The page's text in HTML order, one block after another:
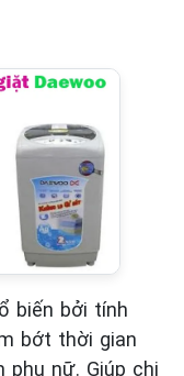
biến bởi tính
bớt thời gian
phụ nữ. Giúp chị